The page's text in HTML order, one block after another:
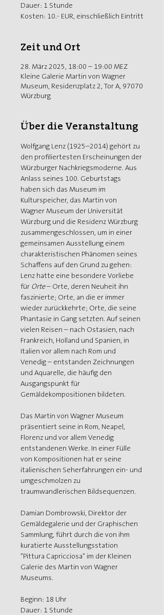
Dauer: 1 Stunde
Kosten: 10.- EUR, einschließlich Eintritt
Zeit und Ort
28. März 2025, 18:00 – 19:00 MEZ
Kleine Galerie Martin von Wagner
Museum, Residenzplatz 2, Tor A, 97070
Würzburg
Über die Veranstaltung
Wolfgang Lenz (1925–2014) gehört zu
den profiliertesten Erscheinungen der
Würzburger Nachkriegsmoderne. Aus
Anlass seines 100. Geburtstags
haben sich das Museum im
Kulturspeicher, das Martin von
Wagner Museum der Universität
Würzburg und die Residenz Würzburg
zusammengeschlossen, um in einer
gemeinsamen Ausstellung einem
charakteristischen Phänomen seines
Schaffens auf den Grund zu gehen:
Lenz hatte eine besondere Vorliebe
für Orte – Orte, deren Neuheit ihn
faszinierte; Orte, an die er immer
wieder zurückkehrte; Orte, die seine
Phantasie in Gang setzten. Auf seinen
vielen Reisen – nach Ostasien, nach
Frankreich, Holland und Spanien, in
Italien vor allem nach Rom und
Venedig – entstanden Zeichnungen
und Aquarelle, die häufig den
Ausgangspunkt für
Gemäldekompositionen bildeten.
Das Martin von Wagner Museum
präsentiert seine in Rom, Neapel,
Florenz und vor allem Venedig
entstandenen Werke. In einer Fülle
von Kompositionen hat er seine
italienischen Seherfahrungen ein- und
umgeschmolzen zu
traumwandlerischen Bildsequenzen.
Damian Dombrowski, Direktor der
Gemäldegalerie und der Graphischen
Sammlung, führt durch die von ihm
kuratierte Ausstellungsstation
"Pittura Capricciosa" im der Kleinen
Galerie des Martin von Wagner
Museums.
Beginn: 18 Uhr
Dauer: 1 Stunde